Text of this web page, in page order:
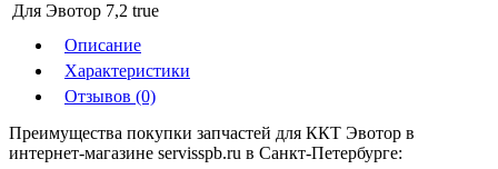
Для Эвотор 7,2 true
Описание
Характеристики
Отзывов (0)
Преимущества покупки запчастей для ККТ Эвотор в
интернет-магазине servisspb.ru в Санкт-Петербурге: